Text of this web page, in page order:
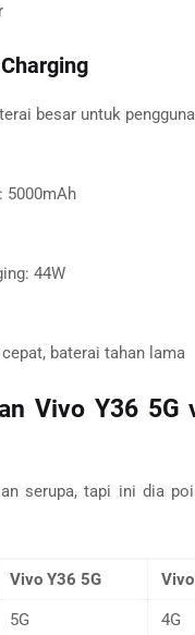
besar untuk
5000mAh
44W
baterai tahan lama
Vivo Y36 5G
serupa, tapi ini dia
Vivo Y36 5G
5G 4G